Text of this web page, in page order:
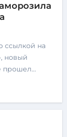
новый
прошел…